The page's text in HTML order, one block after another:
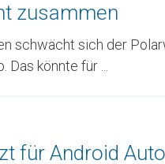
zusammen
schwächt sich der
könnte für ...
für Android Auto